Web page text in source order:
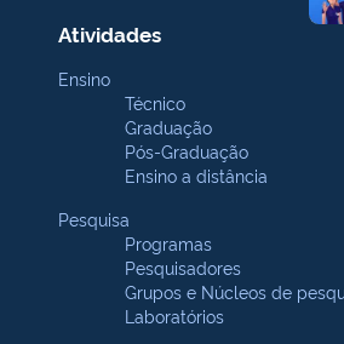
Atividades
Ensino
Técnico
Graduação
Pós-Graduação
Ensino a distância
Pesquisa
Programas
Pesquisadores
Grupos e Núcleos de
Laboratórios